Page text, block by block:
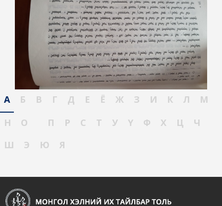
А Б В Г Д Е Ё Ж З И К Л
М
Н
О П Р С Т У Ү Ф Х Ц
Ч
Ш
Э Ю Я